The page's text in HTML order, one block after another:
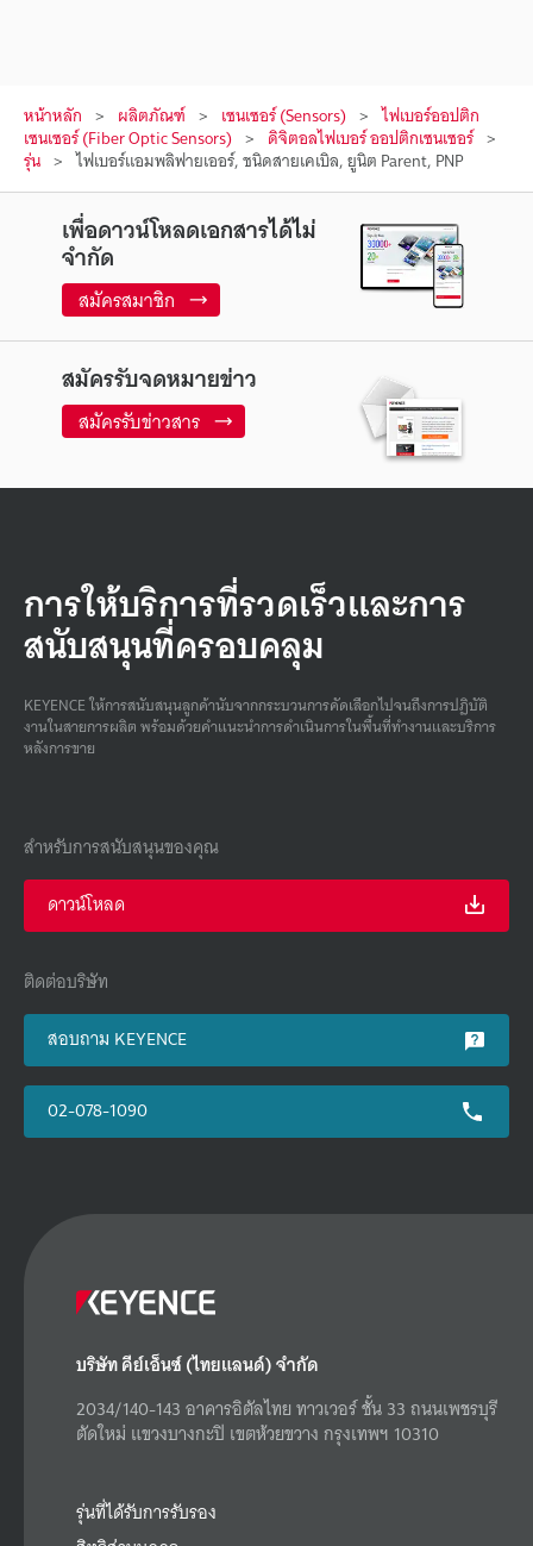
หน้าหลัก ผลิตภัณฑ์ เซนเซอร์ (Sensors) ไฟเบอร์ออปติก
เซนเซอร์ (Fiber Optic Sensors) ดิจิตอลไฟเบอร์ ออปติกเซนเซอร์
รุ่น ไฟเบอร์แอมพลิฟายเออร์, ชนิดสายเคเบิล, ยูนิต Parent, PNP
เพื่อดาวน์โหลดเอกสารได้ไม่
จำกัด
สมัครสมาชิก
สมัครรับจดหมายข่าว
สมัครรับข่าวสาร
การให้บริการที่รวดเร็วและการ
สนับสนุนที่ครอบคลุม
KEYENCE ให้การสนับสนุนลูกค้านับจากกระบวนการคัดเลือกไปจนถึงการปฏิบัติ
งานในสายการผลิต พร้อมด้วยคําแนะนําการดําเนินการในพื้นที่ทํางานและบริการ
หลังการขาย
สำหรับการสนับสนุนของคุณ
ดาวน์โหลด
ติดต่อบริษัท
สอบถาม KEYENCE
02-078-1090
บริษัท คีย์เอ็นซ์ (ไทยแลนด์) จำกัด
2034/140-143 อาคารอิตัลไทย ทาวเวอร์ ชั้น 33 ถนนเพชรบุรี
ตัดใหม่ แขวงบางกะปิ เขตห้วยขวาง กรุงเทพฯ 10310
รุ่นที่ได้รับการรับรอง